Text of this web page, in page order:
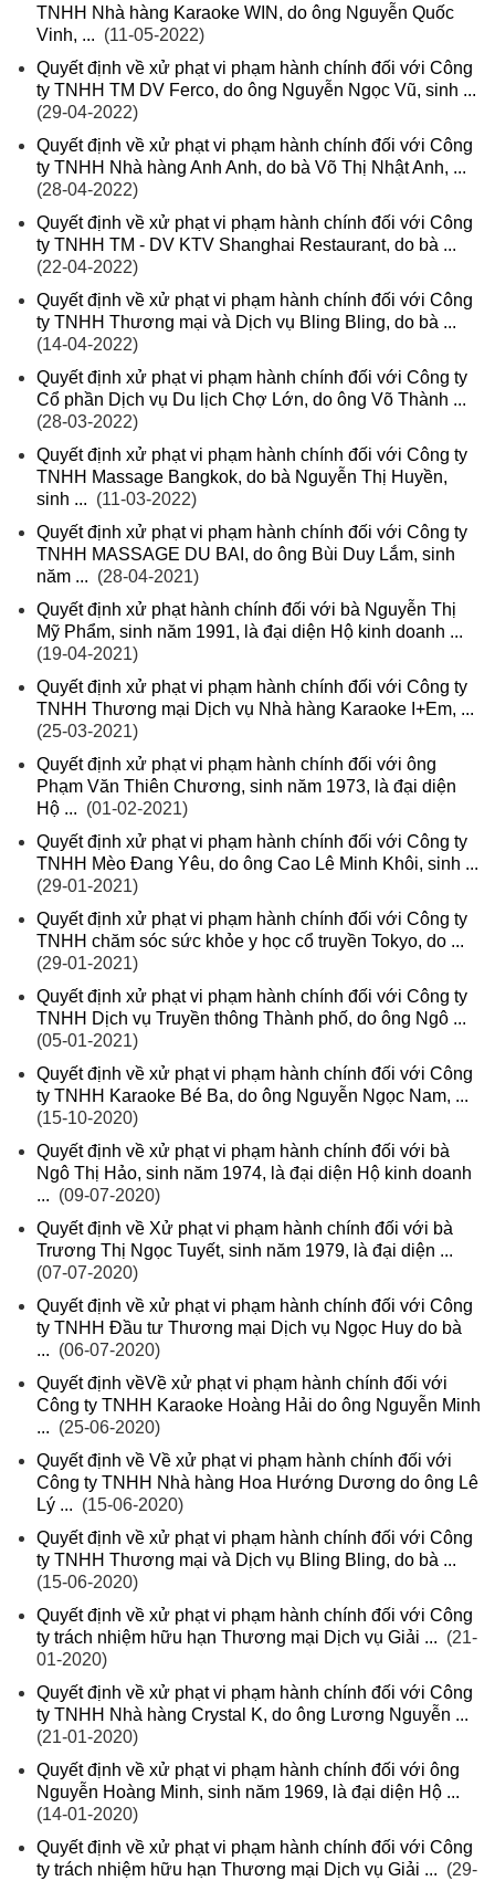
TNHH Nhà hàng Karaoke WIN, do ông Nguyễn Quốc
Vinh, ... (11-05-2022)
Quyết định về xử phạt vi phạm hành chính đối với Công
ty TNHH TM DV Ferco, do ông Nguyễn Ngọc Vũ, sinh ...
(29-04-2022)
Quyết định về xử phạt vi phạm hành chính đối với Công
ty TNHH Nhà hàng Anh Anh, do bà Võ Thị Nhật Anh, ...
(28-04-2022)
Quyết định về xử phạt vi phạm hành chính đối với Công
ty TNHH TM - DV KTV Shanghai Restaurant, do bà ...
(22-04-2022)
Quyết định về xử phạt vi phạm hành chính đối với Công
ty TNHH Thương mại và Dịch vụ Bling Bling, do bà ...
(14-04-2022)
Quyết định xử phạt vi phạm hành chính đối với Công ty
Cổ phần Dịch vụ Du lịch Chợ Lớn, do ông Võ Thành ...
(28-03-2022)
Quyết định xử phạt vi phạm hành chính đối với Công ty
TNHH Massage Bangkok, do bà Nguyễn Thị Huyền,
sinh ... (11-03-2022)
Quyết định xử phạt vi phạm hành chính đối với Công ty
TNHH MASSAGE DU BAI, do ông Bùi Duy Lắm, sinh
năm ... (28-04-2021)
Quyết định xử phạt hành chính đối với bà Nguyễn Thị
Mỹ Phẩm, sinh năm 1991, là đại diện Hộ kinh doanh ...
(19-04-2021)
Quyết định xử phạt vi phạm hành chính đối với Công ty
TNHH Thương mại Dịch vụ Nhà hàng Karaoke I+Em, ...
(25-03-2021)
Quyết định xử phạt vi phạm hành chính đối với ông
Phạm Văn Thiên Chương, sinh năm 1973, là đại diện
Hộ ... (01-02-2021)
Quyết định xử phạt vi phạm hành chính đối với Công ty
TNHH Mèo Đang Yêu, do ông Cao Lê Minh Khôi, sinh ...
(29-01-2021)
Quyết định xử phạt vi phạm hành chính đối với Công ty
TNHH chăm sóc sức khỏe y học cổ truyền Tokyo, do ...
(29-01-2021)
Quyết định xử phạt vi phạm hành chính đối với Công ty
TNHH Dịch vụ Truyền thông Thành phố, do ông Ngô ...
(05-01-2021)
Quyết định về xử phạt vi phạm hành chính đối với Công
ty TNHH Karaoke Bé Ba, do ông Nguyễn Ngọc Nam, ...
(15-10-2020)
Quyết định về xử phạt vi phạm hành chính đối với bà
Ngô Thị Hảo, sinh năm 1974, là đại diện Hộ kinh doanh
... (09-07-2020)
Quyết định về Xử phạt vi phạm hành chính đối với bà
Trương Thị Ngọc Tuyết, sinh năm 1979, là đại diện ...
(07-07-2020)
Quyết định về xử phạt vi phạm hành chính đối với Công
ty TNHH Đầu tư Thương mại Dịch vụ Ngọc Huy do bà
... (06-07-2020)
Quyết định vềVề xử phạt vi phạm hành chính đối với
Công ty TNHH Karaoke Hoàng Hải do ông Nguyễn Minh
... (25-06-2020)
Quyết định về Về xử phạt vi phạm hành chính đối với
Công ty TNHH Nhà hàng Hoa Hướng Dương do ông Lê
Lý ... (15-06-2020)
Quyết định về xử phạt vi phạm hành chính đối với Công
ty TNHH Thương mại và Dịch vụ Bling Bling, do bà ...
(15-06-2020)
Quyết định về xử phạt vi phạm hành chính đối với Công
ty trách nhiệm hữu hạn Thương mại Dịch vụ Giải ... (21-
01-2020)
Quyết định về xử phạt vi phạm hành chính đối với Công
ty TNHH Nhà hàng Crystal K, do ông Lương Nguyễn ...
(21-01-2020)
Quyết định về xử phạt vi phạm hành chính đối với ông
Nguyễn Hoàng Minh, sinh năm 1969, là đại diện Hộ ...
(14-01-2020)
Quyết định về xử phạt vi phạm hành chính đối với Công
ty trách nhiệm hữu hạn Thương mại Dịch vụ Giải ... (29-